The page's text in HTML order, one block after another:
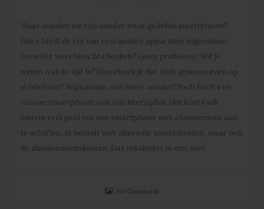
Waar zouden we zijn zonder onze geliefde smartphone?
Deze heeft de rol van veel andere apparaten ingenomen.
Even het weerbericht checken? Geen probleem! Wil je
weten wat de tijd is? Dan check je dat toch gewoon even op
je telefoon? Wij kunnen niet meer zonder! Toch heeft een
nieuwe smartphone ook zijn keerzijdes. Het kost vaak
enorm veel geld om een smartphone mét abonnement aan
te schaffen. Je betaalt niet alleen de toestelkosten, maar ook
de abonnementskosten. Dat resulteert in een zeer
No Comment